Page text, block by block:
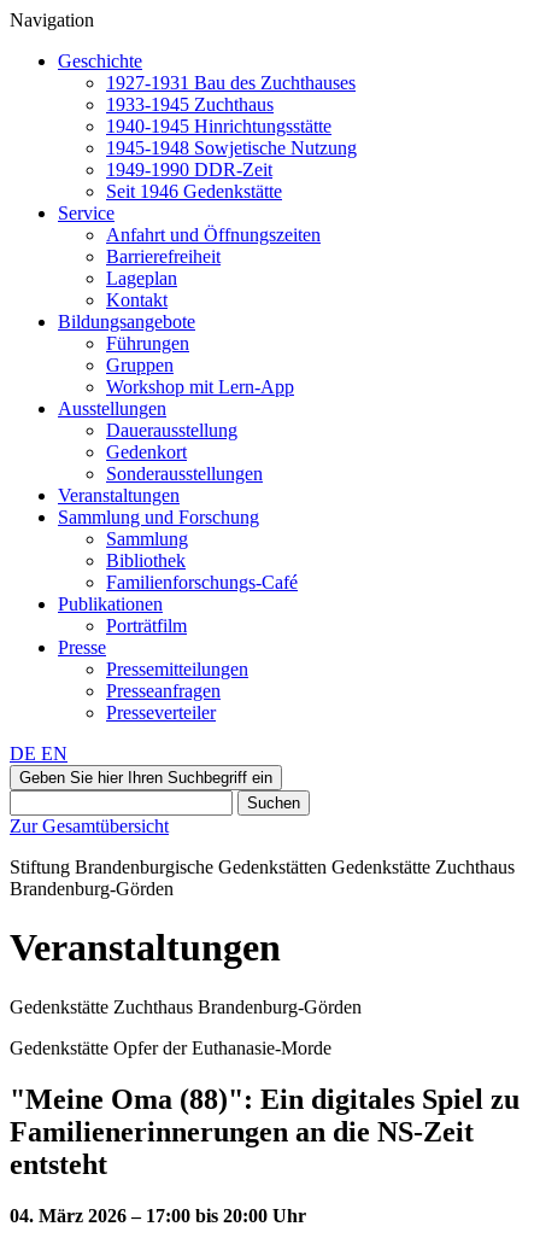
Navigation
Geschichte
1927-1931 Bau des Zuchthauses
1933-1945 Zuchthaus
1940-1945 Hinrichtungsstätte
1945-1948 Sowjetische Nutzung
1949-1990 DDR-Zeit
Seit 1946 Gedenkstätte
Service
Anfahrt und Öffnungszeiten
Barrierefreiheit
Lageplan
Kontakt
Bildungsangebote
Führungen
Gruppen
Workshop mit Lern-App
Ausstellungen
Dauerausstellung
Gedenkort
Sonderausstellungen
Veranstaltungen
Sammlung und Forschung
Sammlung
Bibliothek
Familienforschungs-Café
Publikationen
Porträtfilm
Presse
Pressemitteilungen
Presseanfragen
Presseverteiler
DE EN
Geben Sie hier Ihren Suchbegriff ein
Suchen
Zur Gesamtübersicht
Stiftung Brandenburgische Gedenkstätten Gedenkstätte Zuchthaus
Brandenburg-Görden
Veranstaltungen
Gedenkstätte Zuchthaus Brandenburg-Görden
Gedenkstätte Opfer der Euthanasie-Morde
"Meine Oma (88)": Ein digitales Spiel zu
Familienerinnerungen an die NS-Zeit
entsteht
04. März 2026 – 17:00 bis 20:00 Uhr